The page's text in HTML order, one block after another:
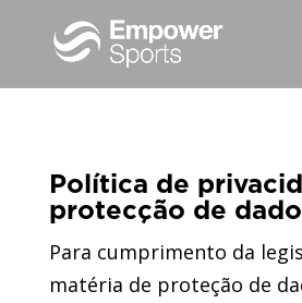
Política de
protecção de
Para cumprimento da
matéria de proteção de